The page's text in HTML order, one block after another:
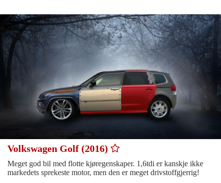
Volkswagen Golf (2016)
Meget god bil med flotte kjøregenskaper. 1,6tdi er kanskje ikke
markedets sprekeste motor, men den er meget drivstoffgjerrig!